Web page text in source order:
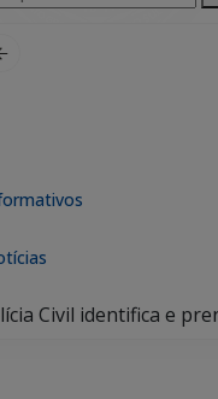
Civil identifica e